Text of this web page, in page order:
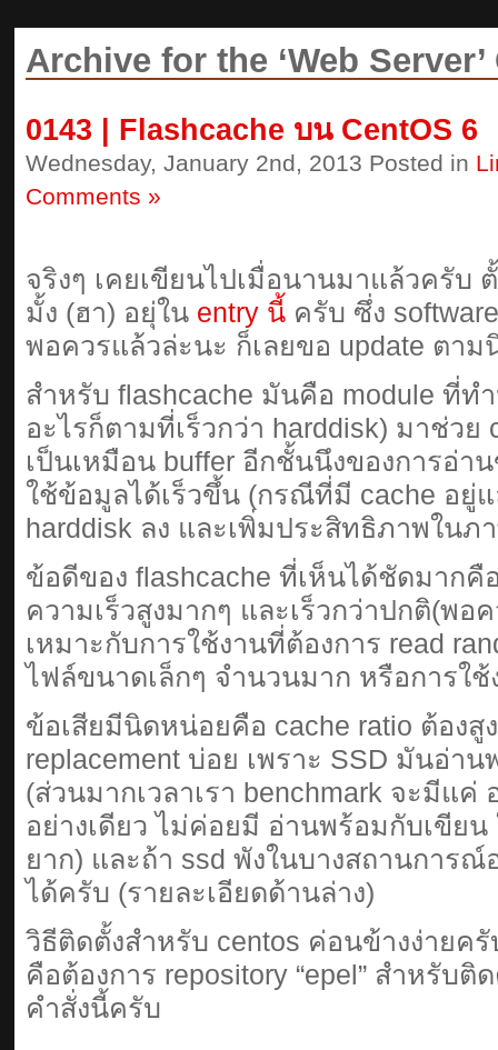
Archive for the ‘Web
0143 | Flashcache บน CentOS 6
Wednesday, January 2nd, 2013 Posted in
Comments »
จริงๆ เคยเขียนไปเมื่อนานมาแล้วครับ
มั้ง (ฮา) อยุ่ใน entry นี้ ครับ ซึ่ง
พอควรแล้วล่ะนะ ก็เลยขอ update ตา
สำหรับ flashcache มันคือ module ที่ท
อะไรก็ตามที่เร็วกว่า harddisk) มาช่ว
เป็นเหมือน buffer อีกชั้นนึงของการอ่า
ใช้ข้อมูลได้เร็วขึ้น (กรณีที่มี cache อยู่
harddisk ลง และเพิ่มประสิทธิภาพในภ
ข้อดีของ flashcache ที่เห็นได้ชัดมากคื
ความเร็วสูงมากๆ และเร็วกว่าปกติ(พอ
เหมาะกับการใช้งานที่ต้องการ read
ไฟล์ขนาดเล็กๆ จำนวนมาก หรือการใ
ข้อเสียมีนิดหน่อยคือ cache ratio ต้องสู
replacement บ่อย เพราะ SSD มันอ่า
(ส่วนมากเวลาเรา benchmark จะมีแค่
อย่างเดียว ไม่ค่อยมี อ่านพร้อมกับเขีย
ยาก) และถ้า ssd พังในบางสถานการ
ได้ครับ (รายละเอียดด้านล่าง)
วิธีติดตั้งสำหรับ centos ค่อนข้างง่ายค
คือต้องการ repository “epel” สำหรับติ
คำสั่งนี้ครับ